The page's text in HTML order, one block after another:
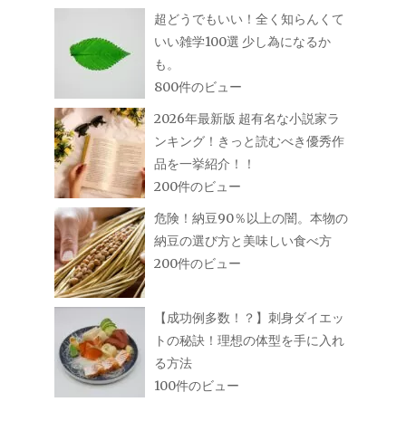
超どうでもいい！全く知らんくて
いい雑学100選 少し為になるか
も。
800件のビュー
2026年最新版 超有名な小説家ラ
ンキング！きっと読むべき優秀作
品を一挙紹介！！
200件のビュー
危険！納豆90％以上の闇。本物の
納豆の選び方と美味しい食べ方
200件のビュー
【成功例多数！？】刺身ダイエッ
トの秘訣！理想の体型を手に入れ
る方法
100件のビュー